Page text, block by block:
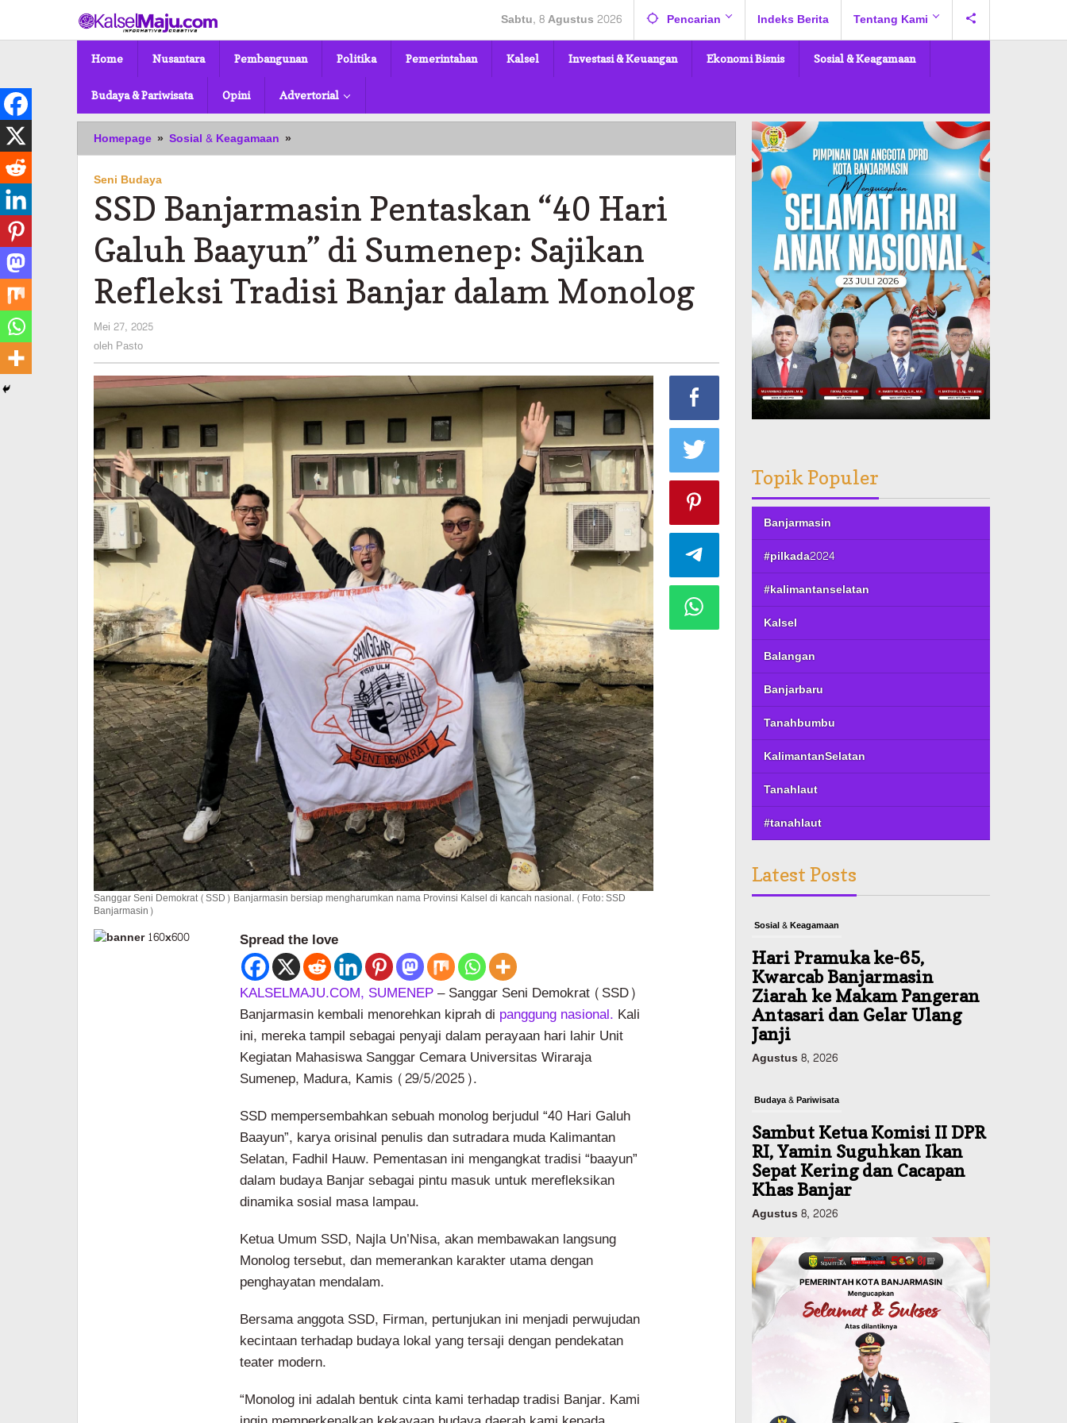
konten
Sabtu, 8 Agustus 2026 Pencarian Indeks Berita Tentang Kami
Home Nusantara Pembangunan Politika Pemerintahan Kalsel Investasi & Keuangan Ekonomi Bisnis Sosial & Keagamaan
Budaya & Pariwisata Opini Advertorial
Homepage » Sosial & Keagamaan »
Banjarmasin
Hari
Galuh
Baayun”
di
Sajikan
Refleksi
Monolog
Seni Budaya
SSD Banjarmasin Pentaskan “40 Hari
Galuh Baayun” di Sumenep: Sajikan
Refleksi Tradisi Banjar dalam Monolog
Mei 27, 2025
oleh Pasto
Sanggar Seni Demokrat (SSD) Banjarmasin bersiap mengharumkan nama Provinsi Kalsel di kancah nasional. (Foto: SSD
Banjarmasin)
Spread the love
KALSELMAJU.COM, SUMENEP– Sanggar Seni Demokrat (SSD)
Banjarmasin kembali menorehkan kiprah di panggung nasional. Kali
ini, mereka tampil sebagai penyaji dalam perayaan hari lahir Unit
Kegiatan Mahasiswa Sanggar Cemara Universitas Wiraraja
Sumenep, Madura, Kamis (29/5/2025).
SSD mempersembahkan sebuah monolog berjudul “40 Hari Galuh
Baayun”, karya orisinal penulis dan sutradara muda Kalimantan
Selatan, Fadhil Hauw. Pementasan ini mengangkat tradisi “baayun”
dalam budaya Banjar sebagai pintu masuk untuk merefleksikan
dinamika sosial masa lampau.
Ketua Umum SSD, Najla Un’Nisa, akan membawakan langsung
Monolog tersebut, dan memerankan karakter utama dengan
penghayatan mendalam.
Bersama anggota SSD, Firman, pertunjukan ini menjadi perwujudan
kecintaan terhadap budaya lokal yang tersaji dengan pendekatan
teater modern.
“Monolog ini adalah bentuk cinta kami terhadap tradisi Banjar. Kami
Topik Populer
Banjarmasin
#pilkada2024
#kalimantanselatan
Kalsel
Balangan
Banjarbaru
Tanahbumbu
KalimantanSelatan
Tanahlaut
#tanahlaut
Latest Posts
Sosial & Keagamaan
Hari Pramuka ke-65,
Kwarcab Banjarmasin
Ziarah ke Makam Pangeran
Antasari dan Gelar Ulang
Janji
Agustus 8, 2026
Budaya & Pariwisata
Sambut Ketua Komisi II DPR
RI, Yamin Suguhkan Ikan
Sepat Kering dan Cacapan
Khas Banjar
Agustus 8, 2026
Pemerintahan Sosial & Keagamaan
Banjarmasin Pilot Project
Perlinsos Digital, Target 30
Persen IKD Masih Jauh,
Komisi II DPR Turun
Agustus 7, 2026